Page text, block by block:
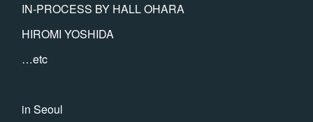
IN-PROCESS BY HALL OHARA
HIROMI YOSHIDA
…etc
in Seoul